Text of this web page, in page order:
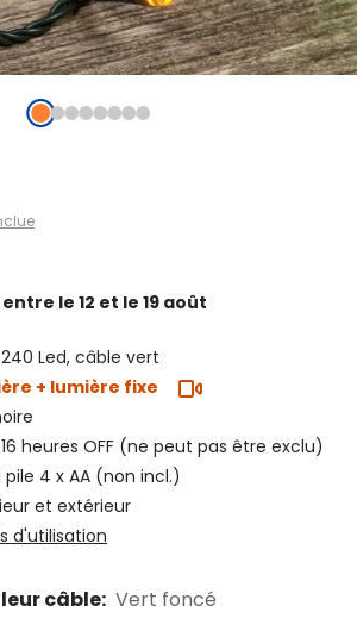
entre le 12 et le 19 août
Led, câble vert
+ lumière fixe
heures OFF (ne peut pas être exclu)
4 x AA (non incl.)
et extérieur
d'utilisation
câble: Vert foncé